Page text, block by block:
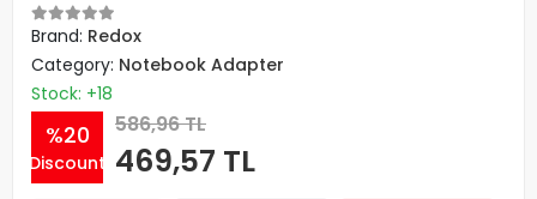
Brand: Redox
Category: Notebook Adapter
Stock: +18
%20
Discount
586,96 TL
469,57 TL